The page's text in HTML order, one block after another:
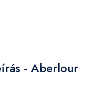
- Aberlour